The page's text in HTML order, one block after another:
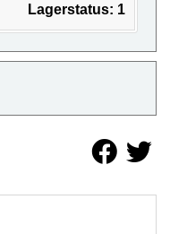
Lagerstatus: 1